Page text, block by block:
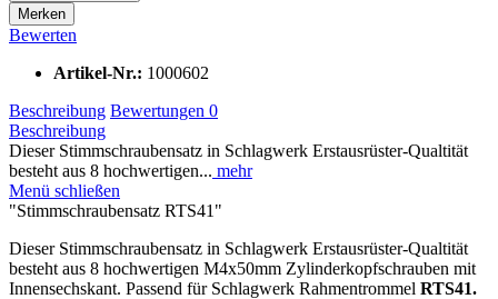
Merken
Bewerten
Artikel-Nr.: 1000602
Beschreibung Bewertungen 0
Beschreibung
Dieser Stimmschraubensatz in Schlagwerk Erstausrüster-Qualtität
besteht aus 8 hochwertigen... mehr
Menü schließen
"Stimmschraubensatz RTS41"
Dieser Stimmschraubensatz in Schlagwerk Erstausrüster-Qualtität
besteht aus 8 hochwertigen M4x50mm Zylinderkopfschrauben mit
Innensechskant. Passend für Schlagwerk Rahmentrommel RTS41.